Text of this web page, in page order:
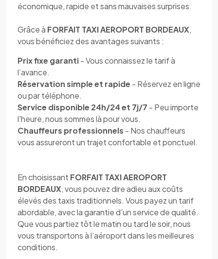
économique, rapide et sans mauvaises surprises.
Grâce à FORFAIT TAXI AEROPORT BORDEAUX,
vous bénéficiez des avantages suivants :
Prix fixe garanti- Vous connaissez le tarif à
l’avance.
Réservation simple et rapide - Réservez en ligne
ou par téléphone.
Service disponible 24h/24 et 7j/7 - Peu importe
l'heure, nous sommes là pour vous.
Chauffeurs professionnels - Nos chauffeurs
vous assureront un trajet confortable et ponctuel.
En choisissant FORFAIT TAXI AEROPORT
BORDEAUX, vous pouvez dire adieu aux coûts
élevés des taxis traditionnels. Vous payez un tarif
abordable, avec la garantie d'un service de qualité.
Que vous partiez tôt le matin ou tard le soir, nous
vous transportons à l’aéroport dans les meilleures
conditions.